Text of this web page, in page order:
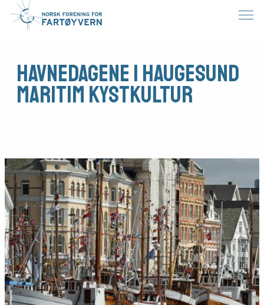
Medlemsfartøy
Havnedagene i Haugesund
Maritim Kystkultur